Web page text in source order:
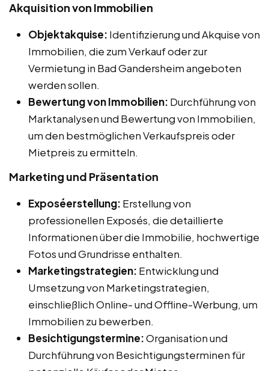
Akquisition von Immobilien
Objektakquise: Identifizierung und Akquise von
Immobilien, die zum Verkauf oder zur
Vermietung in Bad Gandersheim angeboten
werden sollen.
Bewertung von Immobilien: Durchführung von
Marktanalysen und Bewertung von Immobilien,
um den bestmöglichen Verkaufspreis oder
Mietpreis zu ermitteln.
Marketing und Präsentation
Exposéerstellung: Erstellung von
professionellen Exposés, die detaillierte
Informationen über die Immobilie, hochwertige
Fotos und Grundrisse enthalten.
Marketingstrategien: Entwicklung und
Umsetzung von Marketingstrategien,
einschließlich Online- und Offline-Werbung, um
Immobilien zu bewerben.
Besichtigungstermine:Organisation und
Durchführung von Besichtigungsterminen für